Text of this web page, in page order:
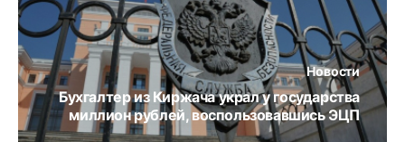
Новости
Бухгалтер из Киржача украл у государства
миллион рублей, воспользовавшись ЭЦП